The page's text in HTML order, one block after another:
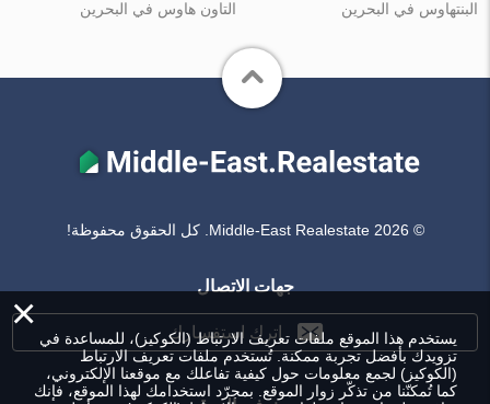
البنتهاوس في البحرين
التاون هاوس في البحرين
© Middle-East Realestate 2026. كل الحقوق محفوظة!
جهات الاتصال
اترك استفسارك ×
يستخدم هذا الموقع ملفات تعريف الارتباط (الكوكيز)، للمساعدة في
تزويدك بأفضل تجربة ممكنة. تُستخدم ملفات تعريف الارتباط
(الكوكيز) لجمع معلومات حول كيفية تفاعلك مع موقعنا الإلكتروني،
كما تُمكنّنا من تذكّر زوار الموقع. بمجرّد استخدامك لهذا الموقع، فإنك